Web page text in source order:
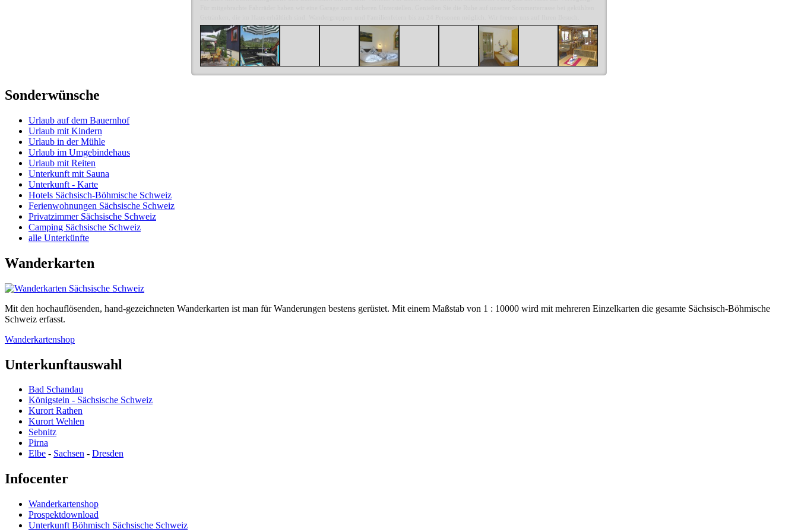
Sonderwünsche
Urlaub auf dem Bauernhof
Urlaub mit Kindern
Urlaub in der Mühle
Urlaub im Umgebindehaus
Urlaub mit Reiten
Unterkunft mit Sauna
Unterkunft - Karte
Hotels Sächsisch-Böhmische Schweiz
Ferienwohnungen Sächsische Schweiz
Privatzimmer Sächsische Schweiz
Camping Sächsische Schweiz
alle Unterkünfte
Wanderkarten
Mit den hochauflösenden, hand-gezeichneten Wanderkarten ist man für Wanderungen bestens gerüstet. Mit einem Maßstab von 1 : 10000 wird mit mehreren Einzelkarten die gesamte Sächsisch-Böhmische
Schweiz erfasst.
Wanderkartenshop
Unterkunftauswahl
Bad Schandau
Königstein - Sächsische Schweiz
Kurort Rathen
Kurort Wehlen
Sebnitz
Pirna
Elbe - Sachsen - Dresden
Infocenter
Wanderkartenshop
Prospektdownload
Unterkunft Böhmisch Sächsische Schweiz